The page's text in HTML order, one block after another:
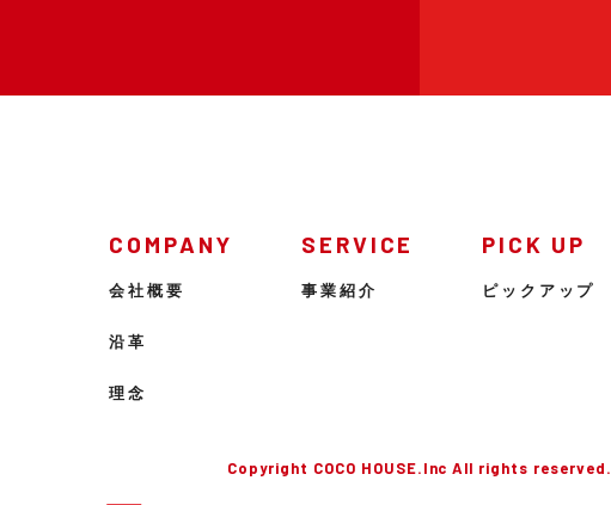
COMPANY
会社概要
沿革
理念
SERVICE
事業紹介
PICK UP
ピックアップ
Copyright COCO HOUSE.Inc All rights reserved.